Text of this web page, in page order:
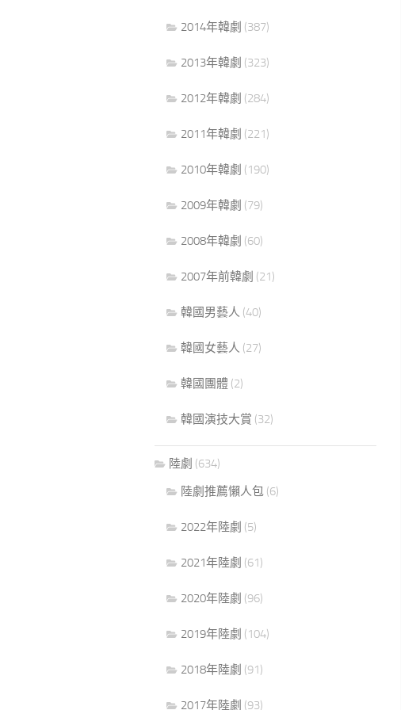
2014年韓劇 (387)
2013年韓劇 (323)
2012年韓劇 (284)
2011年韓劇 (221)
2010年韓劇 (190)
2009年韓劇 (79)
2008年韓劇 (60)
2007年前韓劇 (21)
韓國男藝人 (40)
韓國女藝人 (27)
韓國團體 (2)
韓國演技大賞 (32)
陸劇 (634)
陸劇推薦懶人包 (6)
2022年陸劇 (5)
2021年陸劇 (61)
2020年陸劇 (96)
2019年陸劇 (104)
2018年陸劇 (91)
2017年陸劇 (93)